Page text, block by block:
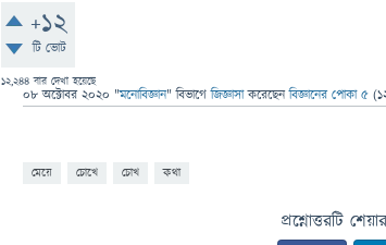
+12
টি ভোট
12,244 বার দেখা হয়েছে
08 অক্টোবর 2020 "মনোবিজ্ঞান" বিভাগে জিজ্ঞাসাকরেছেনবিজ্ঞানের পোকা ৫ (
মেয়ে চোখে চোখ কথা
প্রশ্নোত্তরটি